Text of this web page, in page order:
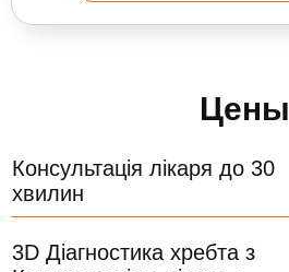
Цены
Консультація лікаря до 30
хвилин
3D Діагностика хребта з